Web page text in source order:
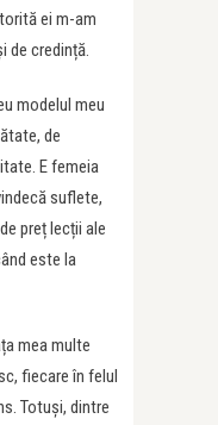
ei m-am
de credință.
modelul meu
de
E femeia
suflete,
preț lecții ale
este la
mea multe
fiecare în felul
Totuși, dintre